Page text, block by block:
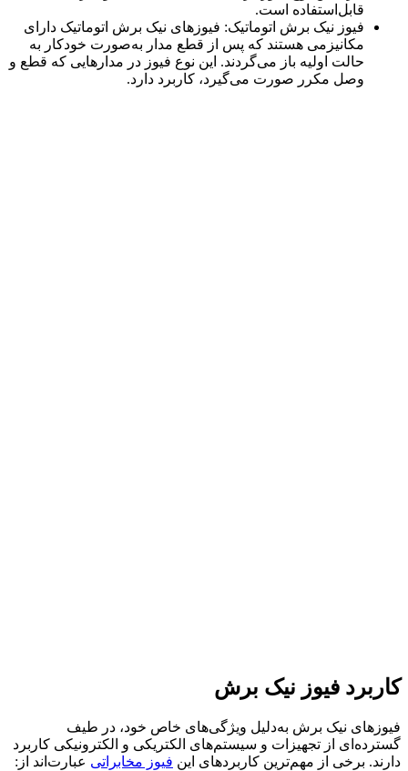
قابل‌استفاده است.
فیوز نیک برش اتوماتیک: فیوزهای نیک برش اتوماتیک دارای
مکانیزمی هستند که پس از قطع مدار به‌صورت خودکار به
حالت اولیه باز می‌گردند. این نوع فیوز در مدارهایی که قطع و
وصل مکرر صورت می‌گیرد، کاربرد دارد.
کاربرد فیوز نیک برش
فیوزهای نیک برش به‌دلیل ویژگی‌های خاص خود، در طیف
گسترده‌ای از تجهیزات و سیستم‌های الکتریکی و الکترونیکی کاربرد
دارند. برخی از مهم‌ترین کاربردهای این فیوز مخابراتی عبارت‌اند از: